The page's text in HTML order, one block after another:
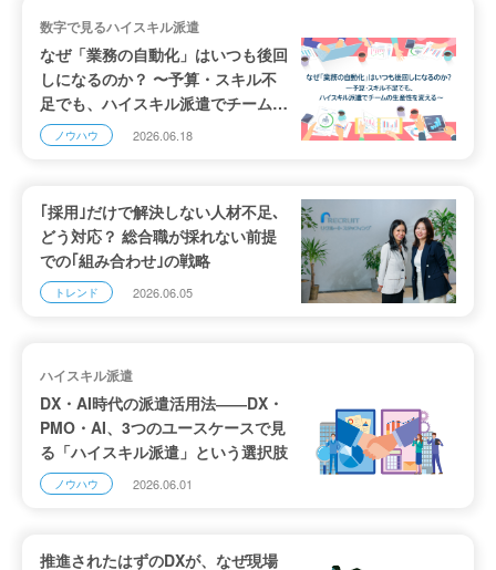
数字で見るハイスキル派遣
なぜ「業務の自動化」はいつも後回
しになるのか？ 〜予算・スキル不
足でも、ハイスキル派遣でチームの
生産性を変える〜
ノウハウ 2026.06.18
｢採用｣だけで解決しない人材不足､
どう対応？ 総合職が採れない前提
での｢組み合わせ｣の戦略
トレンド 2026.06.05
ハイスキル派遣
DX・AI時代の派遣活用法――DX・
PMO・AI、3つのユースケースで見
る「ハイスキル派遣」という選択肢
ノウハウ 2026.06.01
推進されたはずのDXが、なぜ現場